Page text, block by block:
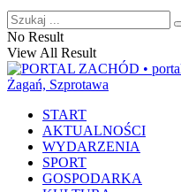
No Result
View All Result
START
AKTUALNOŚCI
WYDARZENIA
SPORT
GOSPODARKA